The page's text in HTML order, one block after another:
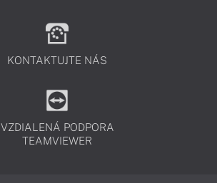
KONTAKTUJTE NÁS
VZDIALENÁ PODPORA
TEAMVIEWER